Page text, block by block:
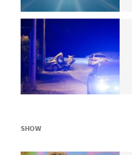
SHOW